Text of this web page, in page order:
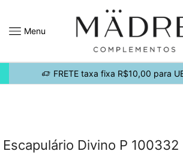
Menu
FRETE taxa fixa R$10,00 para
Escapulário Divino P 100332